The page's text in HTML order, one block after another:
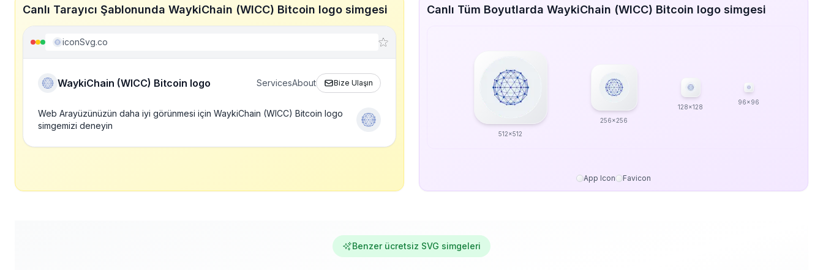
Canlı Tarayıcı Şablonunda WaykiChain (WICC) Bitcoin logo simgesi
iconSvg.co
WaykiChain (WICC) Bitcoin logo ServicesAbout Bize Ulaşın
Web Arayüzünüzün daha iyi görünmesi için WaykiChain (WICC) Bitcoin logo
simgemizi deneyin
Canlı Tüm Boyutlarda WaykiChain (WICC) Bitcoin logo simgesi
512x512
256x256
128x128
96x96
App Icon Favicon
Benzer ücretsiz SVG simgeleri